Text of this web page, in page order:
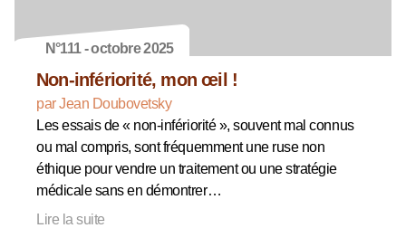
N°111 - octobre 2025
Non-infériorité, mon œil !
par Jean Doubovetsky
Les essais de « non-infériorité », souvent mal connus
ou mal compris, sont fréquemment une ruse non
éthique pour vendre un traitement ou une stratégie
médicale sans en démontrer…
Lire la suite